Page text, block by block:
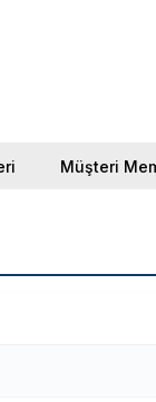
Müşteri